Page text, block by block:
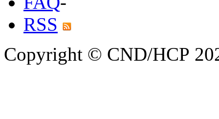
RSS
Copyright © CND/HCP